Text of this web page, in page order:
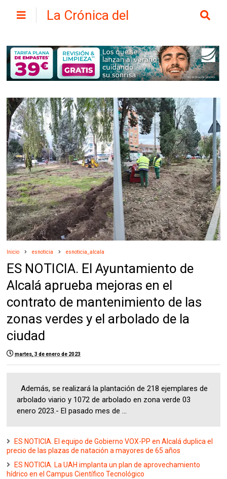
La Crónica del
Inicio esnoticia esnoticia_alcala
ES NOTICIA. El Ayuntamiento de
Alcalá aprueba mejoras en el
contrato de mantenimiento de las
zonas verdes y el arbolado de la
ciudad
martes, 3 de enero de 2023
Además, se realizará la plantación de 218 ejemplares de
arbolado viario y 1072 de arbolado en zona verde 03
enero 2023.- El pasado mes de ...
ES NOTICIA. El equipo de Gobierno VOX-PP en Alcalá duplica el
precio de las plazas de natación a mayores de 65 años
ES NOTICIA. La UAH implanta un plan de aprovechamiento
hídrico en el Campus Científico Tecnológico